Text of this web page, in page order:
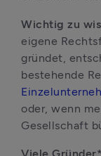
Wichtig zu
eigene
gründet,
oder, wenn
Gesellschaft